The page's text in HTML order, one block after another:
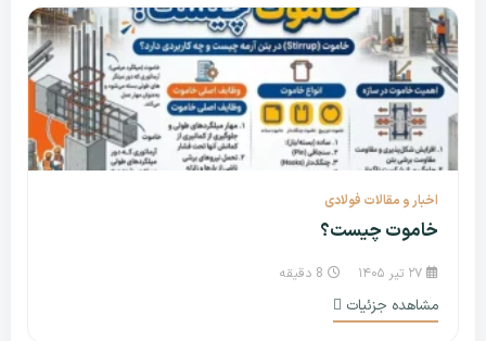
اخبار و مقالات فولادی
خاموت چیست؟
مشاهده جزئیات